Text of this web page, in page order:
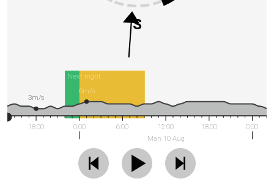
S
Next night
18:00 0:00 6:00
12:00
Man 10 Aug
18:00 0:00
6m/s
3m/s